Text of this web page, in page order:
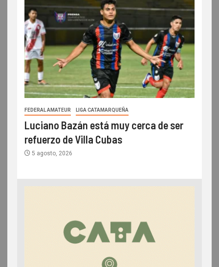
FEDERAL AMATEUR LIGA CATAMARQUEÑA
Luciano Bazán está muy cerca de ser
refuerzo de Villa Cubas
5 agosto, 2026